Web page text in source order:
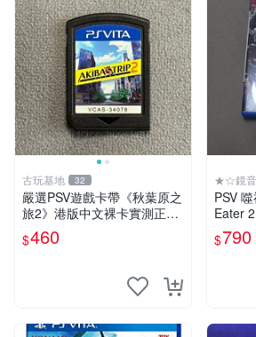
古玩基地 32
嚴選PSV遊戲卡帶《秋葉原之
旅2》港版中文裸卡實測正
常，專機遊戲只可在SONY P
SV上運行 卡帶 psv 港版
$460
★☆鏡
PSV
Eater
2 純日
$790